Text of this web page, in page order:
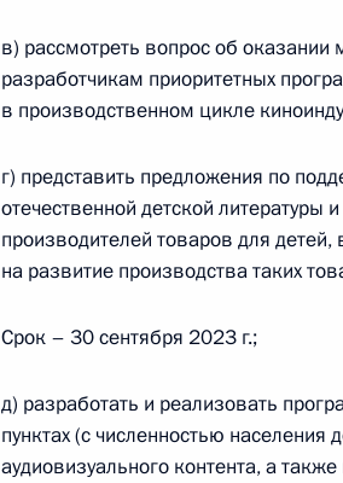
17 октября 2023 года, 18:00
Работникам и ветеранам
Федерации
15 октября 2023 года, 10:00
Заседание комиссии Госсовета
12 октября 2023 года, 18:00
в) рассмотреть вопрос об
разработчикам приоритетных
в производственном цикле
г) представить предложения по
отечественной детской
производителей товаров для
на развитие производства таких
Срок – 30 сентября 2023 г.;
д) разработать и реализовать
пунктах (с численностью
аудиовизуального контента, а